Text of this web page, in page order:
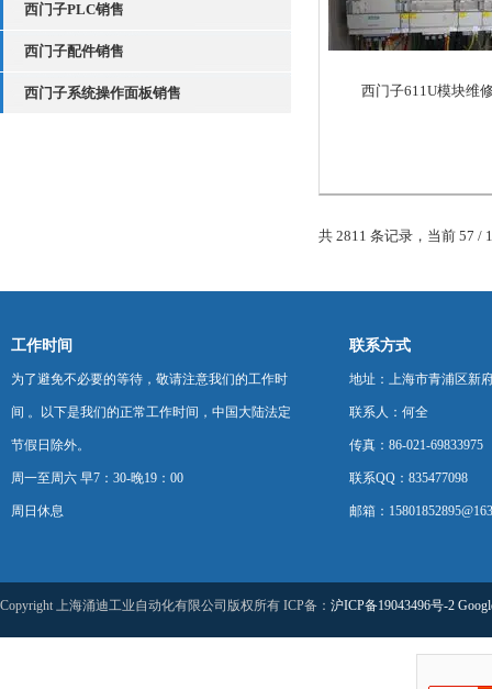
西门子PLC销售
西门子配件销售
西门子系统操作面板销售 西门子611U模块维
共 2811 条记录，当前 57 /
工作时间
为了避免不必要的等待，敬请注意我们的工作时
间 。以下是我们的正常工作时间，中国大陆法定
节假日除外。
周一至周六 早7：30-晚19：00
周日休息
联系方式
地址：上海市青浦区新
联系人：何全
传真：86-021-69833975
联系QQ：835477098
邮箱：
Copyright 上海涌迪工业自动化有限公司版权所有 ICP备： 沪ICP备19043496号-2